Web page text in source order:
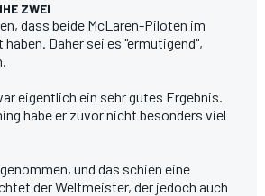
ZWEI
dass beide McLaren-Piloten im
Daher sei es "ermutigend",
eigentlich ein sehr gutes Ergebnis.
habe er zuvor nicht besonders viel
und das schien eine
der Weltmeister, der jedoch auch